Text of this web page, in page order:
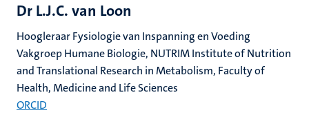
Dr L.J.C. van Loon
Hoogleraar Fysiologie van Inspanning en Voeding
Vakgroep Humane Biologie, NUTRIM Institute of Nutrition
and Translational Research in Metabolism, Faculty of
Health, Medicine and Life Sciences
ORCID